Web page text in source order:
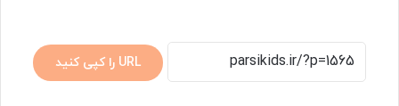
URL را کپی کنید